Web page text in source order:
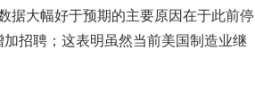
据大幅好于预期的主要原因在于此前停
招聘；这表明虽然当前美国制造业继